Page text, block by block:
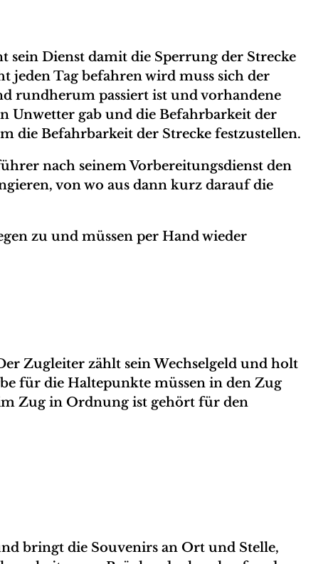
Dienst damit die Sperrung der Strecke
jeden Tag befahren wird muss sich der
rundherum passiert ist und vorhandene
Unwetter gab und die Befahrbarkeit der
die Befahrbarkeit der Strecke festzustellen.
nach seinem Vorbereitungsdienst den
von wo aus dann kurz darauf die
zu und müssen per Hand wieder
Zugleiter zählt sein Wechselgeld und holt
für die Haltepunkte müssen in den Zug
Zug in Ordnung ist gehört für den
bringt die Souvenirs an Ort und Stelle,